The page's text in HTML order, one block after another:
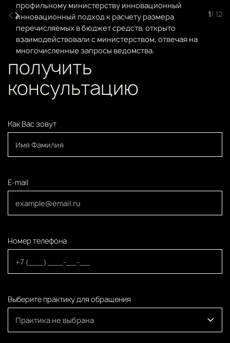
профильному министерству инновационный
инновационный подход к расчету размера
перечисляемых в бюджет средств, открыто
взаимодействовали с министерством, отвечая на
многочисленные запросы ведомства.
1/ 12
получить
консультацию
Как Вас зовут
E-mail
Номер телефона
Выберите практику для обращения
Практика не выбрана